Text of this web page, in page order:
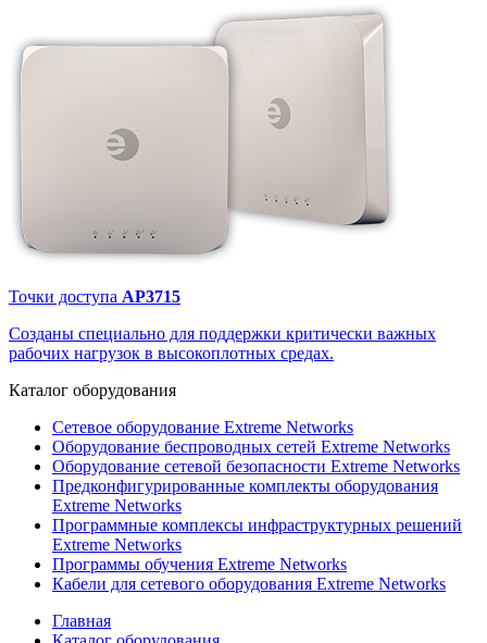
Точки доступа AP3715
Созданы специально для поддержки критически важных
рабочих нагрузок в высокоплотных средах.
Каталог оборудования
Сетевое оборудование Extreme Networks
Оборудование беспроводных сетей Extreme Networks
Оборудование сетевой безопасности Extreme Networks
Предконфигурированные комплекты оборудования
Extreme Networks
Программные комплексы инфраструктурных решений
Extreme Networks
Программы обучения Extreme Networks
Кабели для сетевого оборудования Extreme Networks
Главная